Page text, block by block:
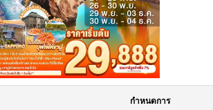
กำหนดการ